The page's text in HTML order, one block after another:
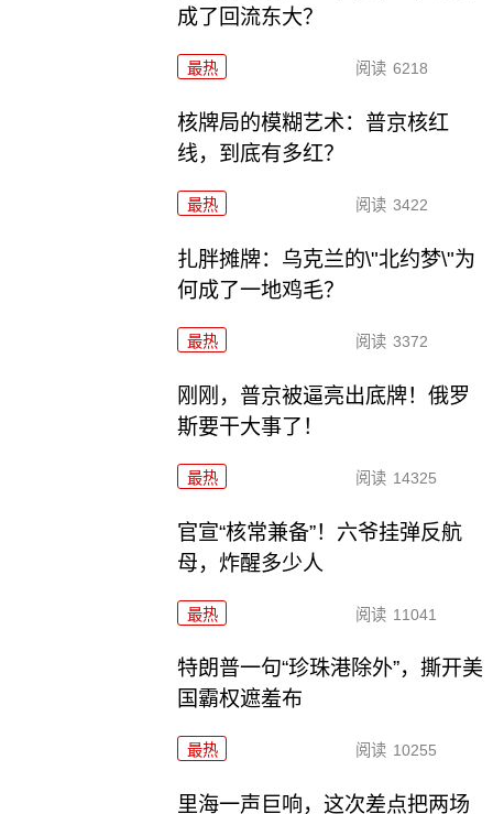
成了回流东大？
最热 阅读 6218
核牌局的模糊艺术：普京核红
线，到底有多红？
最热 阅读 3422
扎胖摊牌：乌克兰的\"北约梦\"为
何成了一地鸡毛？
最热 阅读 3372
刚刚，普京被逼亮出底牌！俄罗
斯要干大事了！
最热 阅读 14325
官宣“核常兼备”！六爷挂弹反航
母，炸醒多少人
最热 阅读 11041
特朗普一句“珍珠港除外”，撕开美
国霸权遮羞布
最热 阅读 10255
里海一声巨响，这次差点把两场